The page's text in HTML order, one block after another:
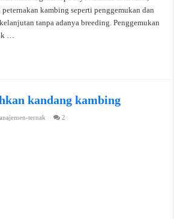
kambing seperti penggemukan dan
tanpa adanya breeding. Penggemukan
…
kandang kambing
ternak 2